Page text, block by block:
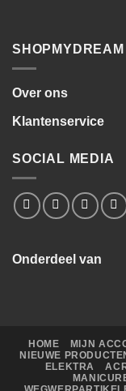
SHOPMYDREAM
Over ons
Klantenservice
SOCIAL MEDIA
Onderdeel van
HOME MIJN
NIEUWE
ELEKTRA